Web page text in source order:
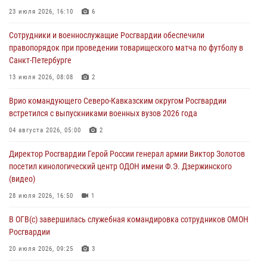
Смольного собора в Санкт-Петербурге (видео)
07 августа 2026, 11:34 3
В Курске росгвардейцы провели занятие по основам
07 августа 2026, 11:33
Рэпер ST посетил раненых росгвардейцев в Главном военном
07 августа 2026, 11:18
23 июля 2026, 16:10 6
Сотрудники и военнослужащие Росгвардии обеспечили
правопорядок при проведении товарищеского матча по футболу в
Санкт-Петербурге
13 июля 2026, 08:08 2
Врио командующего Северо-Кавказским округом Росгвардии
встретился с выпускниками военных вузов 2026 года
04 августа 2026, 05:00 2
Директор Росгвардии Герой России генерал армии Виктор Золотов
посетил кинологический центр ОДОН имени Ф.Э. Дзержинского
(видео)
28 июля 2026, 16:50 1
В ОГВ(с) завершилась служебная командировка сотрудников ОМОН
Росгвардии
20 июля 2026, 09:25 3